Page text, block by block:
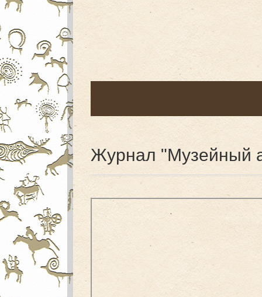
Журнал "Музейный